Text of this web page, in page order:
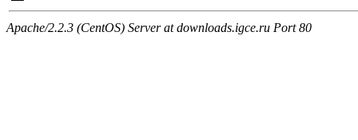
Apache/2.2.3 (CentOS) Server at downloads.igce.ru Port 80